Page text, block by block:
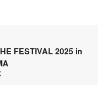
FESTIVAL 2025 in